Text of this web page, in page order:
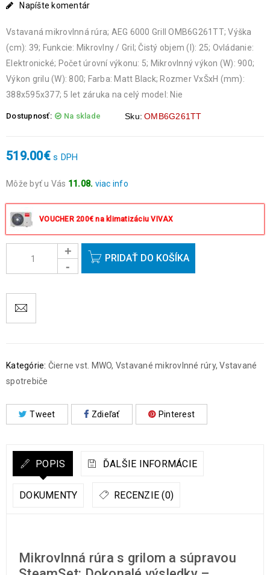
Napíšte komentár
Vstavaná mikrovlnná rúra; AEG 6000 Grill OMB6G261TT; Výška
(cm): 39; Funkcie: Mikrovlny / Gril; Čistý objem (l): 25; Ovládanie:
Elektronické; Počet úrovní výkonu: 5; Mikrovlnný výkon (W): 900;
Výkon grilu (W): 800; Farba: Matt Black; Rozmer VxŠxH (mm):
388x595x377; 5 let záruka na celý model: Nie
Dostupnosť: Na sklade Sku: OMB6G261TT
519.00€ s DPH
Môže byť u Vás 11.08. viac info
okrem víkendov a sviatkov.
VOUCHER 200€ na klimatizáciu VIVAX
PRIDAŤ DO KOŠÍKA
Kategórie: Čierne vst. MWO, Vstavané mikrovlnné rúry,Vstavané
spotrebiče
Tweet Zdieľať Pinterest
POPIS ĎALŠIE INFORMÁCIE
DOKUMENTY RECENZIE (0)
Mikrovlnná rúra s grilom a súpravou